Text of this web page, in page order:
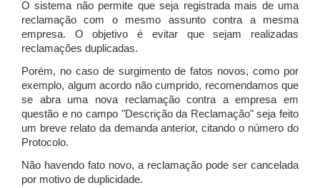
O sistema não permite que seja registrada mais de uma
reclamação com o mesmo assunto contra a mesma
empresa. O objetivo é evitar que sejam realizadas
reclamações duplicadas.
Porém, no caso de surgimento de fatos novos, como por
exemplo, algum acordo não cumprido, recomendamos que
se abra uma nova reclamação contra a empresa em
questão e no campo "Descrição da Reclamação" seja feito
um breve relato da demanda anterior, citando o número do
Protocolo.
Não havendo fato novo, a reclamação pode ser cancelada
por motivo de duplicidade.